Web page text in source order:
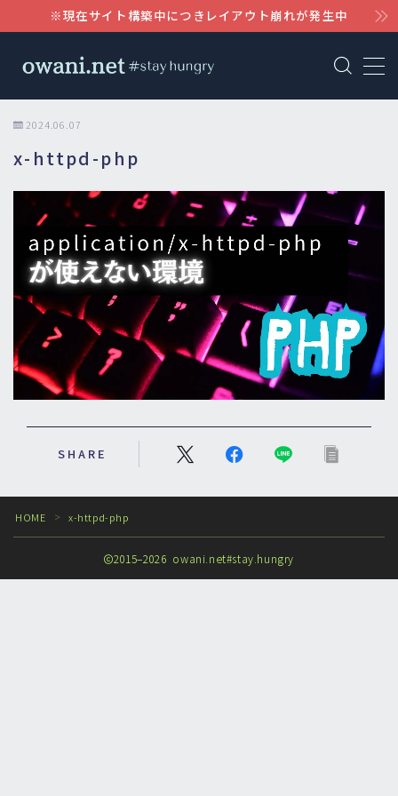
※現在サイト構築中につきレイアウト崩れが発生中
MENU
AWS
WordPress
Notion
Claude
2024.06.07
x-httpd-php
SHARE
HOME ＞ x-httpd-php
2015–2026 owani.net#stay.hungry